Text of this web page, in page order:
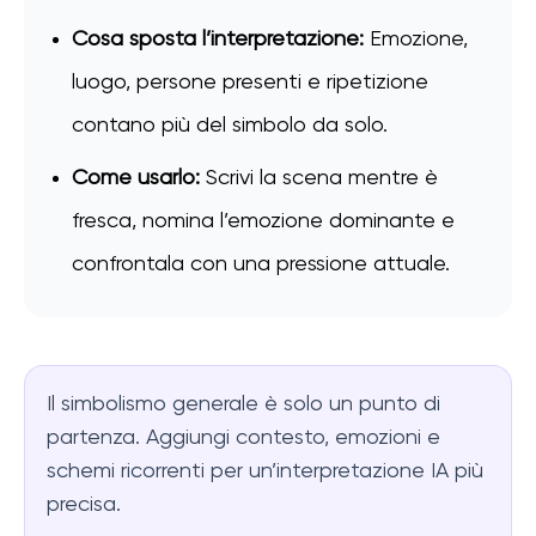
Cosa sposta l’interpretazione: Emozione,
luogo, persone presenti e ripetizione
contano più del simbolo da solo.
Come usarlo: Scrivi la scena mentre è
fresca, nomina l’emozione dominante e
confrontala con una pressione attuale.
Il simbolismo generale è solo un punto di
partenza. Aggiungi contesto, emozioni e
schemi ricorrenti per un’interpretazione IA più
precisa.